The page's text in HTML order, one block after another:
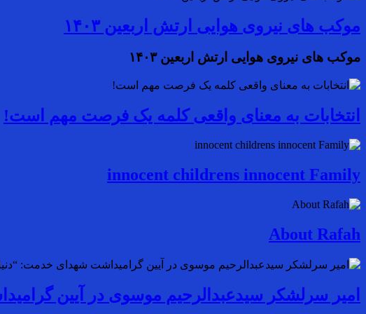
موکب های نیروی هوایی ارتش اربعین ۱۴۰۳
موکب های نیروی هوایی ارتش اربعین ۱۴۰۳
انتخابات به معنای واقعی کلمه یک فرصت مهم است!
innocent childrens innocent Family
About Rafah
امیر سرلشکر سیدعبدالرحیم موسوی در آیین